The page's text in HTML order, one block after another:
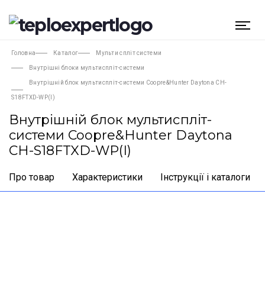
Головна Каталог Мульти спліт системи
Внутрішні блоки мультиспліт-системи
Внутрішній блок мультиспліт-системи Coopre&Hunter Daytona CH-
S18FTXD-WP(I)
Внутрішній блок мультиспліт-
системи Coopre&Hunter Daytona
CH-S18FTXD-WP(I)
Про товар Характеристики Інструкції і каталоги